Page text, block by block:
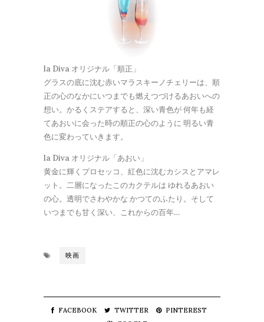
la Diva オリジナル「順正」
グラスの底に沈む赤いマラスキーノチェリーは、順
正の心のなかにいつまでも燃えつづけるあおいへの
想い。かるくステアすると、深い青色が 何年も経
てあおいに会った時の順正の心のように 明るい青
色に変わっていきます。
la Diva オリジナル「あおい」
黄金に輝くプロセッコ、紅色に沈むカシスとアマレ
ット。二層になったこのカクテルは ゆれるあおい
の心。透明でさわやかな かつてのふたり。そして
いつまでも甘く深い、これからの百年…
映画
FACEBOOK TWITTER
PINTEREST